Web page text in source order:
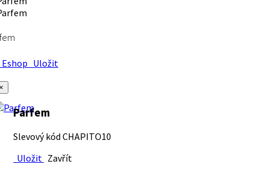
Uložit
Parfem
Slevový kód CHAPITO10
Uložit Zavřít